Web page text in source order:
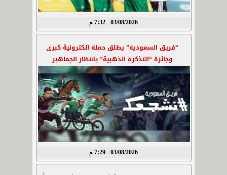
03/08/2026 - 7:32 م
“فريق السعودية” يطلق حملة الكترونية كبرى
وجائزة “التذكرة الذهبية” بانتظار الجماهير
03/08/2026 - 7:29 م